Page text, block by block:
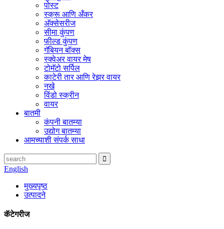
पोस्ट
स्क्रू आणि अँकर
अ‍ॅक्सेसरीज
सीमा कुंपण
फील्ड कुंपण
गॅबियन बॉक्स
स्क्वेअर वायर मेष
टोमॅटो सर्पिल
काटेरी तार आणि रेझर वायर
नखे
विंडो स्क्रीन
वायर
बातमी
कंपनी बातम्या
उद्योग बातम्या
आमच्याशी संपर्क साधा
English
मुख्यपृष्ठ
उत्पादने
कॅटेगरीज